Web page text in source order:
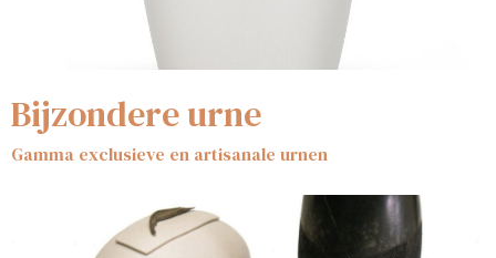
Bijzondere urne
Gamma exclusieve en artisanale urnen